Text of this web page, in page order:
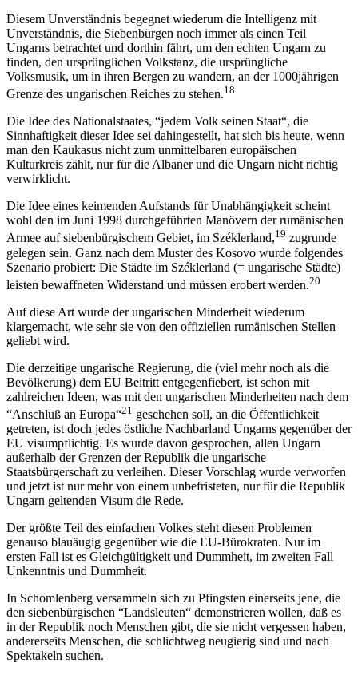
Diesem Unverständnis begegnet wiederum die Intelligenz mit
Unverständnis, die Siebenbürgen noch immer als einen Teil
Ungarns betrachtet und dorthin fährt, um den echten Ungarn zu
finden, den ursprünglichen Volkstanz, die ursprüngliche
Volksmusik, um in ihren Bergen zu wandern, an der 1000jährigen
Grenze des ungarischen Reiches zu stehen.18
Die Idee des Nationalstaates, “jedem Volk seinen Staat“, die
Sinnhaftigkeit dieser Idee sei dahingestellt, hat sich bis heute, wenn
man den Kaukasus nicht zum unmittelbaren europäischen
Kulturkreis zählt, nur für die Albaner und die Ungarn nicht richtig
verwirklicht.
Die Idee eines keimenden Aufstands für Unabhängigkeit scheint
wohl den im Juni 1998 durchgeführten Manövern der rumänischen
Armee auf siebenbürgischem Gebiet, im Széklerland,19 zugrunde
gelegen sein. Ganz nach dem Muster des Kosovo wurde folgendes
Szenario probiert: Die Städte im Széklerland (= ungarische Städte)
leisten bewaffneten Widerstand und müssen erobert werden.20
Auf diese Art wurde der ungarischen Minderheit wiederum
klargemacht, wie sehr sie von den offiziellen rumänischen Stellen
geliebt wird.
Die derzeitige ungarische Regierung, die (viel mehr noch als die
Bevölkerung) dem EU Beitritt entgegenfiebert, ist schon mit
zahlreichen Ideen, was mit den ungarischen Minderheiten nach dem
“Anschluß an Europa“21 geschehen soll, an die Öffentlichkeit
getreten, ist doch jedes östliche Nachbarland Ungarns gegenüber der
EU visumpflichtig. Es wurde davon gesprochen, allen Ungarn
außerhalb der Grenzen der Republik die ungarische
Staatsbürgerschaft zu verleihen. Dieser Vorschlag wurde verworfen
und jetzt ist nur mehr von einem unbefristeten, nur für die Republik
Ungarn geltenden Visum die Rede.
Der größte Teil des einfachen Volkes steht diesen Problemen
genauso blauäugig gegenüber wie die EU-Bürokraten. Nur im
ersten Fall ist es Gleichgültigkeit und Dummheit, im zweiten Fall
Unkenntnis und Dummheit.
In Schomlenberg versammeln sich zu Pfingsten einerseits jene, die
den siebenbürgischen “Landsleuten“ demonstrieren wollen, daß es
in der Republik noch Menschen gibt, die sie nicht vergessen haben,
andererseits Menschen, die schlichtweg neugierig sind und nach
Spektakeln suchen.